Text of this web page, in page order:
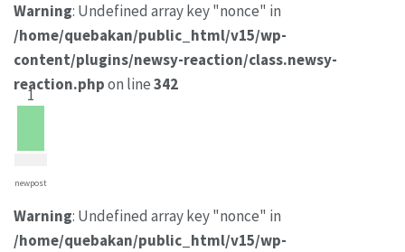
Warning: Undefined array key "nonce" in
/home/quebakan/public_html/v15/wp-
content/plugins/newsy-reaction/class.newsy-
reaction.phpon line342
1
newpost
Warning: Undefined array key "nonce" in
/home/quebakan/public_html/v15/wp-